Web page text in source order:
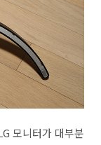
모니터가 대부분